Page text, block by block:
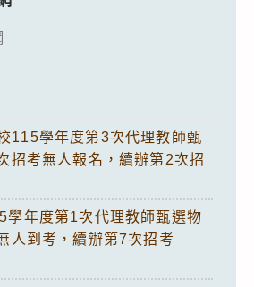
115學年度第3次代理教師甄
招考無人報名，續辦第2次招
學年度第1次代理教師甄選物
人到考，續辦第7次招考